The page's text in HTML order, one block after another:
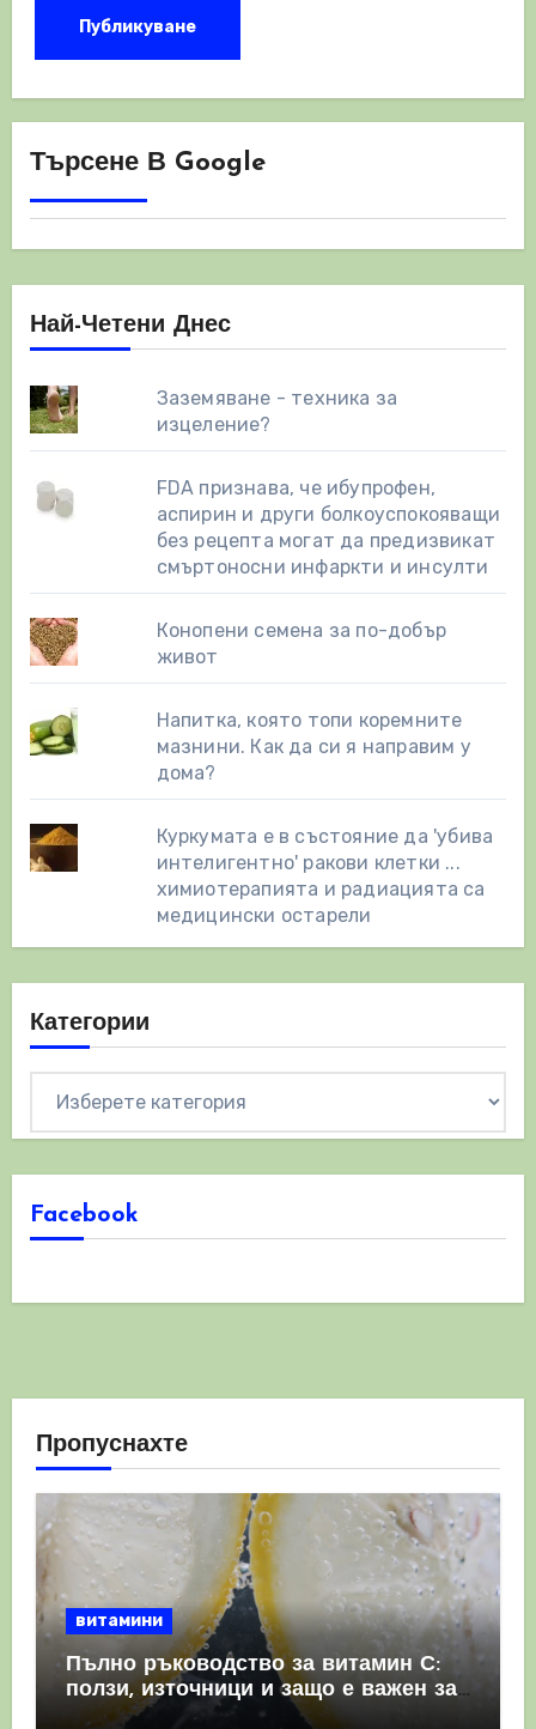
Търсене В Google
Най-Четени Днес
Заземяване - техника за
изцеление?
FDA признава, че ибупрофен,
аспирин и други болкоуспокояващи
без рецепта могат да предизвикат
смъртоносни инфаркти и инсулти
Конопени семена за по-добър
живот
Напитка, която топи коремните
мазнини. Как да си я направим у
дома?
Куркумата е в състояние да 'убива
интелигентно' ракови клетки ...
химиотерапията и радиацията са
медицински остарели
Категории
Facebook
Пропуснахте
витамини
Пълно ръководство за витамин С:
ползи, източници и защо е важен за
имунната система